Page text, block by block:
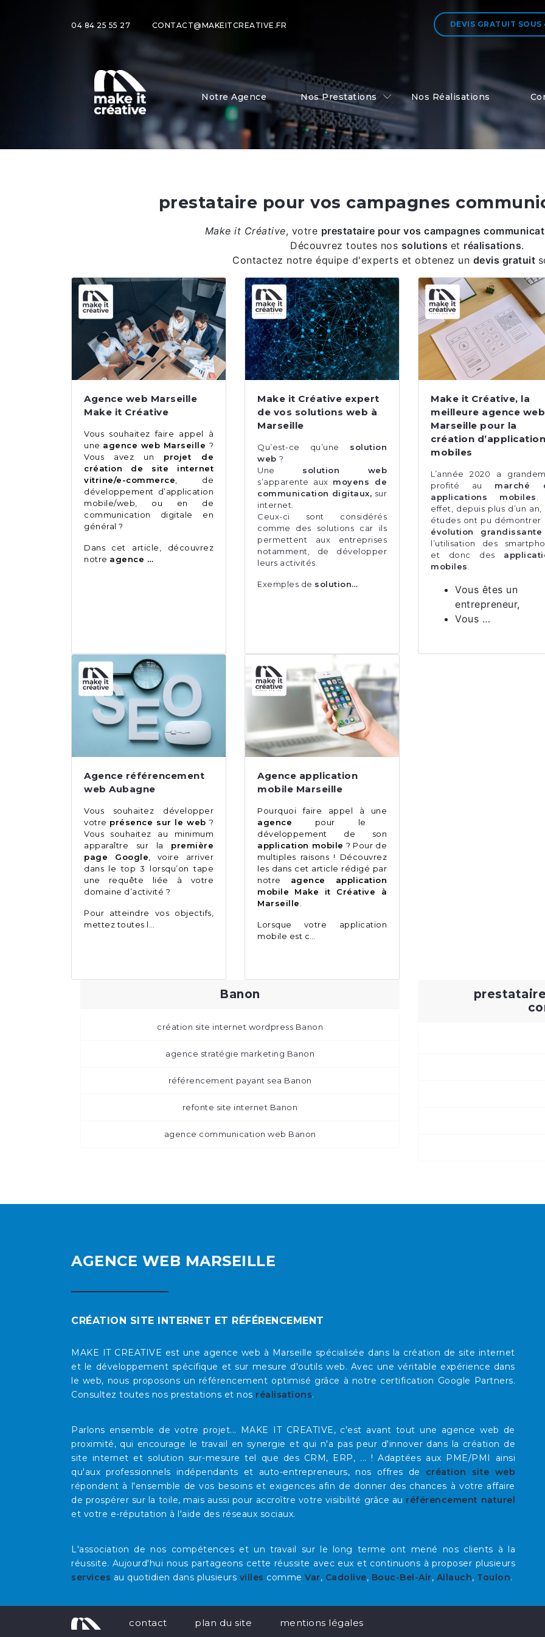
04 84 25 55 27 CONTACT@MAKEITCREATIVE.FR DEVIS GRATUIT SOUS
Notre Agence Nos Prestations Nos Réalisations
prestataire pour vos campagnes
Make it Créative, votre prestataire pour vos campagnes
Découvrez toutes nos solutions et réalisations.
Contactez notre équipe d'experts et obtenez un devis gratuit
Agence web Marseille
Make it Créative
Vous souhaitez faire appel à
une agence web Marseille ?
Vous avez un projet de
création de site internet
vitrine/e-commerce, de
développement d’application
mobile/web, ou en de
communication digitale en
général ?
Dans cet article, découvrez
notre agence …
Make it Créative expert
de vos solutions web à
Marseille
Qu’est-ce qu’une solution
web ?
Une solution web
s’apparente aux moyens de
communication digitaux, sur
internet.
Ceux-ci sont considérés
comme des solutions car ils
permettent aux entreprises
notamment, de développer
leurs activités.
Exemples de solution…
Make it Créative, la
meilleure agence web
Marseille pour la
création
mobiles
L’année 2020 a
profité au marché
applications mobiles.
effet, depuis plus d’un an,
études ont pu démontrer
évolution grandissante
l’utilisation des
et donc des
mobiles.
Vous êtes un
entrepreneur,
Vous …
Agence référencement
web Aubagne
Vous souhaitez développer
votre présence sur le web ?
Vous souhaitez au minimum
apparaître sur la première
page Google, voire arriver
dans le top 3 lorsqu’on tape
une requête liée à votre
domaine d’activité ?
Pour atteindre vos objectifs,
mettez toutes l…
Agence application
mobile Marseille
Pourquoi faire appel à une
agence pour le
développement de son
application mobile ? Pour de
multiples raisons ! Découvrez
les dans cet article rédigé par
notre agence application
mobile Make it Créative à
Marseille.
Lorsque votre application
mobile est c…
Banon
création site internet wordpress Banon
agence stratégie marketing Banon
référencement payant sea Banon
refonte site internet Banon
agence communication web Banon
AGENCE WEB MARSEILLE
CRÉATION SITE INTERNET ET RÉFÉRENCEMENT
MAKE IT CREATIVE est une agence web à Marseille spécialisée dans la création de site internet
et le développement spécifique et sur mesure d'outils web. Avec une véritable expérience dans
le web, nous proposons un référencement optimisé grâce à notre certification Google Partners.
Consultez toutes nos prestations et nos réalisations.
Parlons ensemble de votre projet... MAKE IT CREATIVE, c'est avant tout une agence web de
proximité, qui encourage le travail en synergie et qui n'a pas peur d'innover dans la création de
site internet et solution sur-mesure tel que des CRM, ERP, ... ! Adaptées aux PME/PMI ainsi
qu'aux professionnels indépendants et auto-entrepreneurs, nos offres de création site web
répondent à l'ensemble de vos besoins et exigences afin de donner des chances à votre affaire
de prospérer sur la toile, mais aussi pour accroître votre visibilité grâce au référencement naturel
et votre e-réputation à l'aide des réseaux sociaux.
L'association de nos compétences et un travail sur le long terme ont mené nos clients à la
réussite. Aujourd'hui nous partageons cette réussite avec eux et continuons à proposer plusieurs
services au quotidien dans plusieurs villes comme Var, Cadolive, Bouc-Bel-Air, Allauch, Toulon.
contact plan du site mentions légales